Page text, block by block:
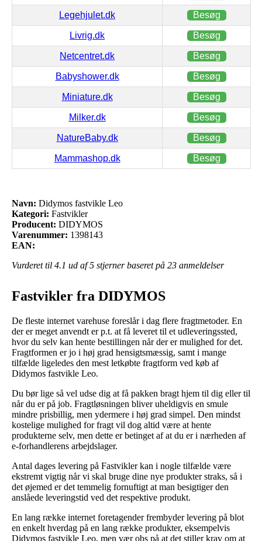
Legehjulet.dk Besøg
Livrig.dk Besøg
Netcentret.dk Besøg
Babyshower.dk Besøg
Miniature.dk Besøg
Milker.dk Besøg
NatureBaby.dk Besøg
Mammashop.dk Besøg
Navn: Didymos fastvikle Leo
Kategori: Fastvikler
Producent: DIDYMOS
Varenummer: 1398143
EAN:
Vurderet til 4.1 ud af 5 stjerner baseret på 23 anmeldelser
Fastvikler fra DIDYMOS
De fleste internet varehuse foreslår i dag flere fragtmetoder. En
der er meget anvendt er p.t. at få leveret til et udleveringssted,
hvor du selv kan hente bestillingen når der er mulighed for det.
Fragtformen er jo i høj grad hensigtsmæssig, samt i mange
tilfælde ligeledes den mest letkøbte fragtform ved køb af
Didymos fastvikle Leo.
Du bør lige så vel udse dig at få pakken bragt hjem til dig eller til
når du er på job. Fragtløsningen bliver uheldigvis en smule
mindre prisbillig, men ydermere i høj grad simpel. Den mindst
kostelige mulighed for fragt vil dog altid være at hente
produkterne selv, men dette er betinget af at du er i nærheden af
e-forhandlerens arbejdslager.
Antal dages levering på Fastvikler kan i nogle tilfælde være
ekstremt vigtig når vi skal bruge dine nye produkter straks, så i
det øjemed er det temmelig fornuftigt at man besigtiger den
anslåede leveringstid ved det respektive produkt.
En lang række internet foretagender frembyder levering på blot
en enkelt hverdag på en lang række produkter, eksempelvis
Didymos fastvikle Leo, men vær obs på at det stiller krav om at